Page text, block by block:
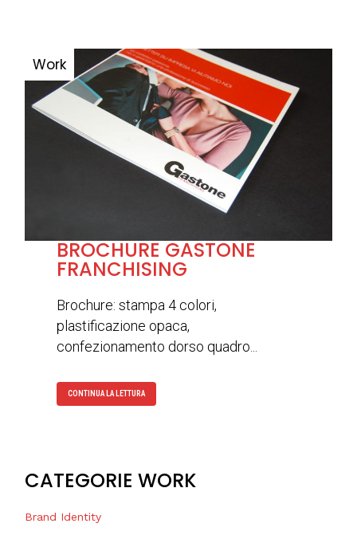
BROCHURE GASTONE
FRANCHISING
Brochure: stampa 4 colori,
plastificazione opaca,
confezionamento dorso quadro...
CONTINUA LA LETTURA
CATEGORIE WORK
Brand Identity